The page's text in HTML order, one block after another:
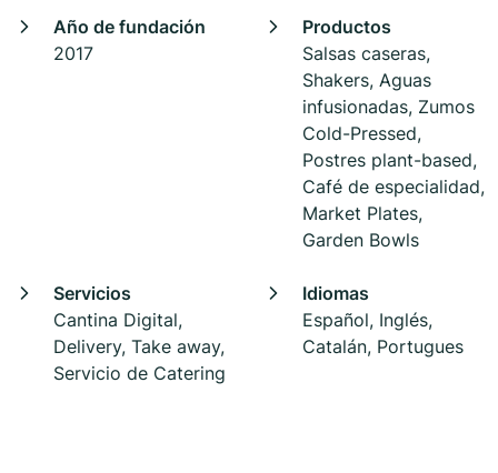
Año de fundación
2017
Productos
Salsas caseras,
Shakers, Aguas
infusionadas, Zumos
Cold-Pressed,
Postres plant-based,
Café de especialidad,
Market Plates,
Garden Bowls
Servicios
Cantina Digital,
Delivery, Take away,
Servicio de Catering
Idiomas
Español, Inglés,
Catalán, Portugues